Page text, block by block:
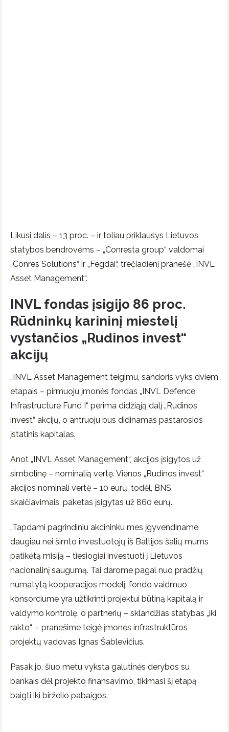
Likusi dalis – 13 proc. – ir toliau priklausys Lietuvos
statybos bendrovėms – „Conresta group“ valdomai
„Conres Solutions“ ir „Fegdai“, trečiadienį pranešė „INVL
Asset Management“.
INVL fondas įsigijo 86 proc.
Rūdninkų karininį miestelį
vystančios „Rudinos invest“
akcijų
„INVL Asset Management teigimu, sandoris vyks dviem
etapais – pirmuoju įmonės fondas „INVL Defence
Infrastructure Fund I“ perima didžiąją dalį „Rudinos
invest“ akcijų, o antruoju bus didinamas pastarosios
įstatinis kapitalas.
Anot „INVL Asset Management“, akcijos įsigytos už
simbolinę – nominalią vertę. Vienos „Rudinos invest“
akcijos nominali vertė – 10 eurų, todėl, BNS
skaičiavimais, paketas įsigytas už 860 eurų.
„Tapdami pagrindiniu akcininku mes įgyvendiname
daugiau nei šimto investuotojų iš Baltijos šalių mums
patikėtą misiją – tiesiogiai investuoti į Lietuvos
nacionalinį saugumą. Tai darome pagal nuo pradžių
numatytą kooperacijos modelį: fondo vaidmuo
konsorciume yra užtikrinti projektui būtiną kapitalą ir
valdymo kontrolę, o partnerių – sklandžias statybas „iki
rakto“, – pranešime teigė įmonės infrastruktūros
projektų vadovas Ignas Šablevičius.
Pasak jo, šiuo metu vyksta galutinės derybos su
bankais dėl projekto finansavimo, tikimasi šį etapą
baigti iki birželio pabaigos.